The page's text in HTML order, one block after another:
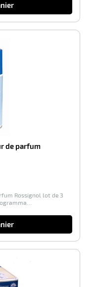
de parfum
Rossignol lot de 3